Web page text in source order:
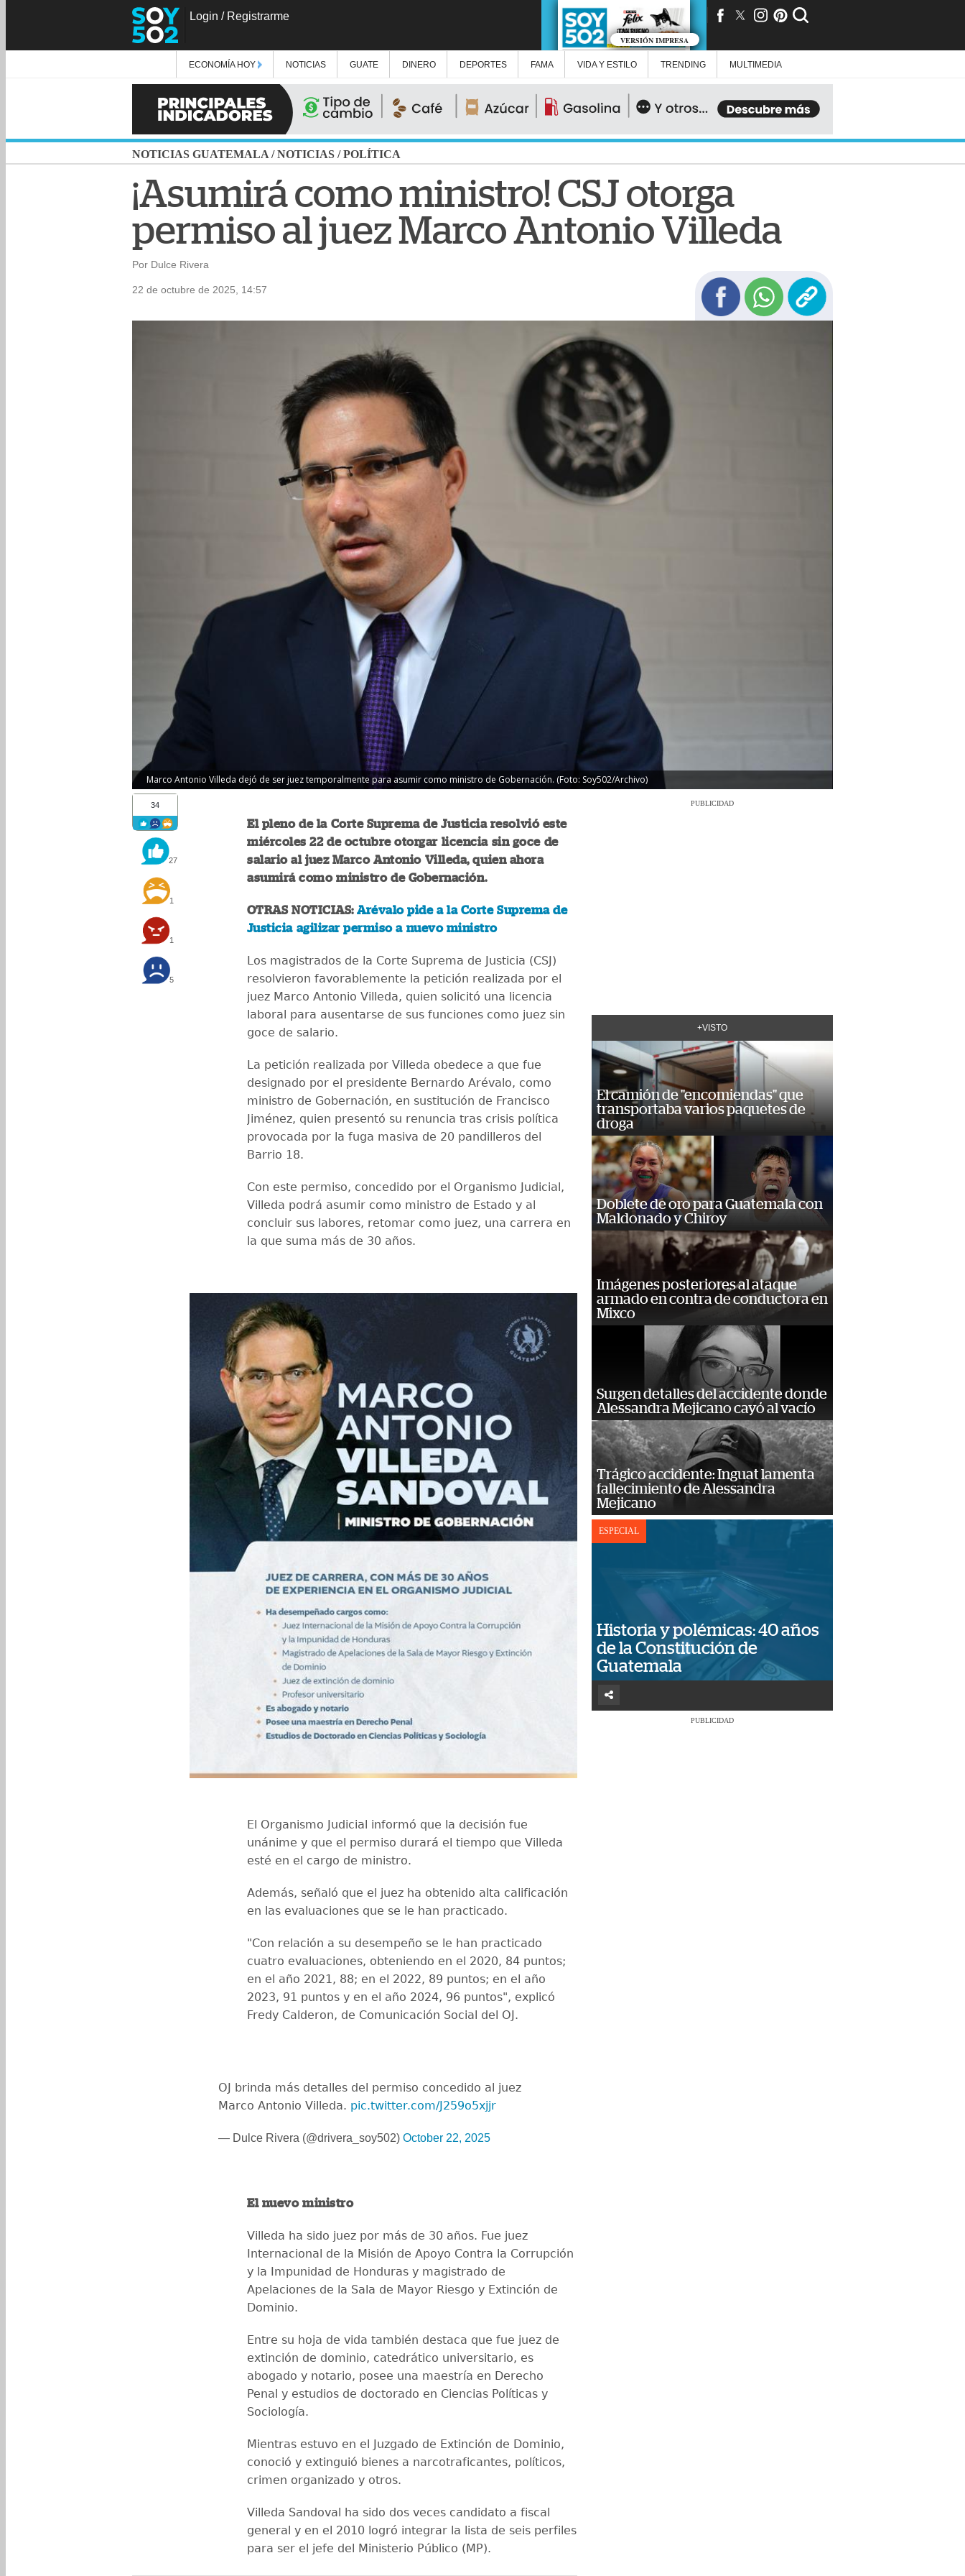
Login / Registrarme
VERSIÓN IMPRESA
ECONOMÍA HOY NOTICIAS GUATE DINERO DEPORTES FAMA VIDA Y ESTILO TRENDING MULTIMEDIA
NOTICIAS GUATEMALA /NOTICIAS /POLÍTICA
¡Asumirá como ministro! CSJ otorga
permiso al juez Marco Antonio Villeda
Por Dulce Rivera
22 de octubre de 2025, 14:57
Marco Antonio Villeda dejó de ser juez temporalmente para asumir como ministro de Gobernación. (Foto: Soy502/Archivo)
34
27
1
1
5
El pleno de la Corte Suprema de Justicia resolvió este
miércoles 22 de octubre otorgar licencia sin goce de
salario al juez Marco Antonio Villeda, quien ahora
asumirá como ministro de Gobernación.
OTRAS NOTICIAS:Arévalo pide a la Corte Suprema de
Justicia agilizar permiso a nuevo ministro
Los magistrados de la Corte Suprema de Justicia (CSJ)
resolvieron favorablemente la petición realizada por el
juez Marco Antonio Villeda, quien solicitó una licencia
laboral para ausentarse de sus funciones como juez sin
goce de salario.
La petición realizada por Villeda obedece a que fue
designado por el presidente Bernardo Arévalo, como
ministro de Gobernación, en sustitución de Francisco
Jiménez, quien presentó su renuncia tras crisis política
provocada por la fuga masiva de 20 pandilleros del
Barrio 18.
Con este permiso, concedido por el Organismo Judicial,
Villeda podrá asumir como ministro de Estado y al
concluir sus labores, retomar como juez, una carrera en
la que suma más de 30 años.
El Organismo Judicial informó que la decisión fue
unánime y que el permiso durará el tiempo que Villeda
esté en el cargo de ministro.
Además, señaló que el juez ha obtenido alta calificación
en las evaluaciones que se le han practicado.
"Con relación a su desempeño se le han practicado
cuatro evaluaciones, obteniendo en el 2020, 84 puntos;
en el año 2021, 88; en el 2022, 89 puntos; en el año
2023, 91 puntos y en el año 2024, 96 puntos", explicó
Fredy Calderon, de Comunicación Social del OJ.
OJ brinda más detalles del permiso concedido al juez
Marco Antonio Villeda. pic.twitter.com/J259o5xjjr
— Dulce Rivera (@drivera_soy502) October 22, 2025
El nuevo ministro
Villeda ha sido juez por más de 30 años. Fue juez
Internacional de la Misión de Apoyo Contra la Corrupción
y la Impunidad de Honduras y magistrado de
Apelaciones de la Sala de Mayor Riesgo y Extinción de
Dominio.
Entre su hoja de vida también destaca que fue juez de
extinción de dominio, catedrático universitario, es
abogado y notario, posee una maestría en Derecho
Penal y estudios de doctorado en Ciencias Políticas y
Sociología.
Mientras estuvo en el Juzgado de Extinción de Dominio,
conoció y extinguió bienes a narcotraficantes, políticos,
crimen organizado y otros.
Villeda Sandoval ha sido dos veces candidato a fiscal
general y en el 2010 logró integrar la lista de seis perfiles
para ser el jefe del Ministerio Público (MP).
PUBLICIDAD
+VISTO
El camión de "encomiendas" que
transportaba varios paquetes de
droga
Doblete de oro para Guatemala con
Maldonado y Chiroy
Imágenes posteriores al ataque
armado en contra de conductora en
Mixco
Surgen detalles del accidente donde
Alessandra Mejicano cayó al vacío
Trágico accidente: Inguat lamenta
fallecimiento de Alessandra
Mejicano
ESPECIAL
Historia y polémicas: 40 años
de la Constitución de
Guatemala
PUBLICIDAD